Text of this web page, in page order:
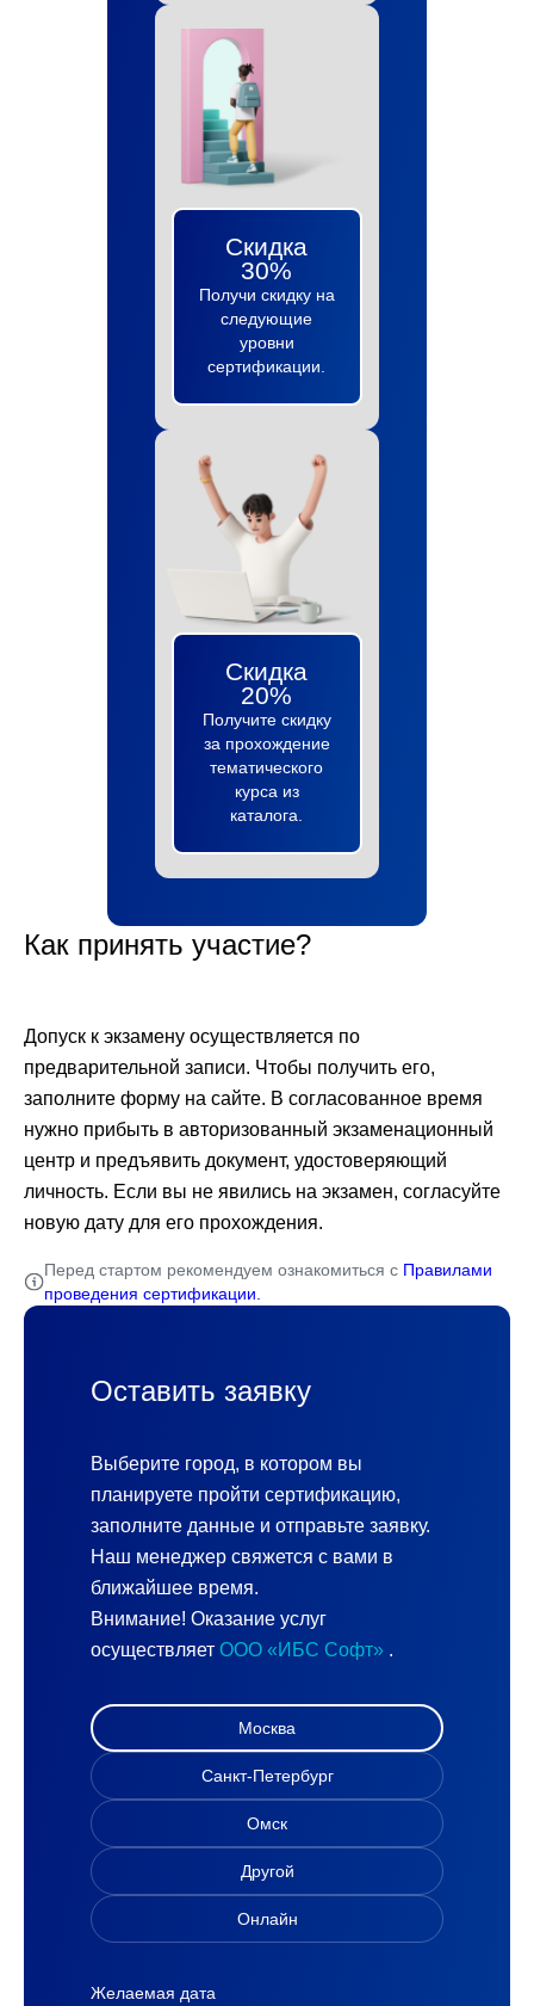
Скидка
30%
Получи скидку на
следующие
уровни
сертификации.
Скидка
20%
Получите скидку
за прохождение
тематического
курса из
каталога.
Как принять участие?
Допуск к экзамену осуществляется по
предварительной записи. Чтобы получить его,
заполните форму на сайте. В согласованное время
нужно прибыть в авторизованный экзаменационный
центр и предъявить документ, удостоверяющий
личность. Если вы не явились на экзамен, согласуйте
новую дату для его прохождения.
Перед стартом рекомендуем ознакомиться с Правилами
проведения сертификации.
Оставить заявку
Выберите город, в котором вы
планируете пройти сертификацию,
заполните данные и отправьте заявку.
Наш менеджер свяжется с вами в
ближайшее время.
Внимание! Оказание услуг
осуществляет ООО «ИБС Софт» .
Москва
Санкт-Петербург
Омск
Другой
Онлайн
Желаемая дата